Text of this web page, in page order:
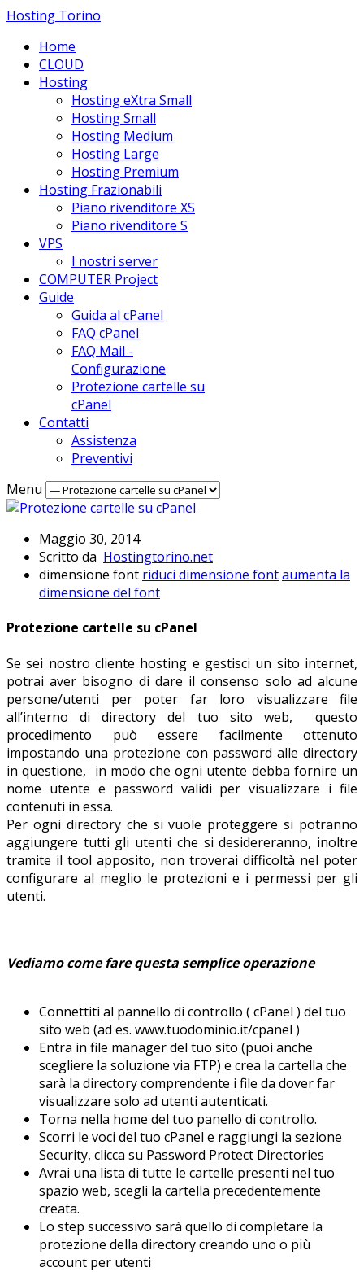
Hosting Torino
Home
CLOUD
Hosting
Hosting eXtra Small
Hosting Small
Hosting Medium
Hosting Large
Hosting Premium
Hosting Frazionabili
Piano rivenditore XS
Piano rivenditore S
VPS
I nostri server
COMPUTER Project
Guide
Guida al cPanel
FAQ cPanel
FAQ Mail -
Configurazione
Protezione cartelle su
cPanel
Contatti
Assistenza
Preventivi
Menu
Maggio 30, 2014
Scritto da Hostingtorino.net
dimensione font riduci dimensione fontaumenta la
dimensione del font
Protezione cartelle su cPanel
Se sei nostro cliente hosting e gestisci un sito internet,
potrai aver bisogno di dare il consenso solo ad alcune
persone/utenti per poter far loro visualizzare file
all’interno di directory del tuo sito web, questo
procedimento può essere facilmente ottenuto
impostando una protezione con password alle directory
in questione, in modo che ogni utente debba fornire un
nome utente e password validi per visualizzare i file
contenuti in essa.
Per ogni directory che si vuole proteggere si potranno
aggiungere tutti gli utenti che si desidereranno, inoltre
tramite il tool apposito, non troverai difficoltà nel poter
configurare al meglio le protezioni e i permessi per gli
utenti.
Vediamo come fare questa semplice operazione
Connettiti al pannello di controllo ( cPanel ) del tuo
sito web (ad es. www.tuodominio.it/cpanel )
Entra in file manager del tuo sito (puoi anche
scegliere la soluzione via FTP) e crea la cartella che
sarà la directory comprendente i file da dover far
visualizzare solo ad utenti autenticati.
Torna nella home del tuo panello di controllo.
Scorri le voci del tuo cPanel e raggiungi la sezione
Security, clicca su Password Protect Directories
Avrai una lista di tutte le cartelle presenti nel tuo
spazio web, scegli la cartella precedentemente
creata.
Lo step successivo sarà quello di completare la
protezione della directory creando uno o più
account per utenti